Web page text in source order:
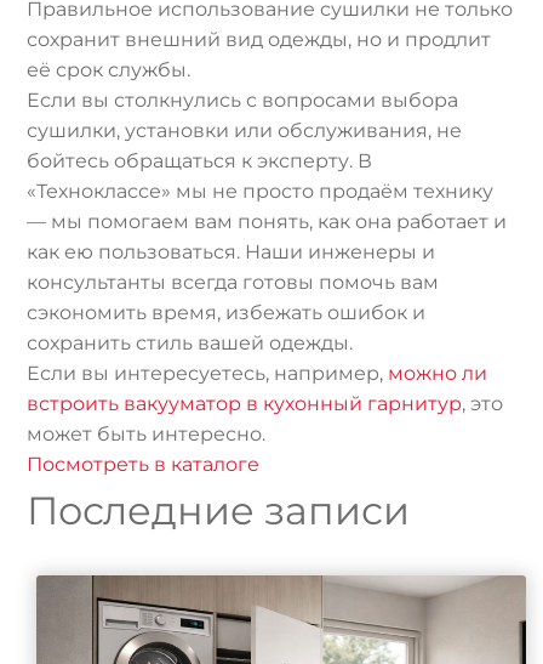
Правильное использование сушилки не только
сохранит внешний вид одежды, но и продлит
её срок службы.
Если вы столкнулись с вопросами выбора
сушилки, установки или обслуживания, не
бойтесь обращаться к эксперту. В
«Техноклассе» мы не просто продаём технику
— мы помогаем вам понять, как она работает и
как ею пользоваться. Наши инженеры и
консультанты всегда готовы помочь вам
сэкономить время, избежать ошибок и
сохранить стиль вашей одежды.
Если вы интересуетесь, например, можно ли
встроить вакууматор в кухонный гарнитур, это
может быть интересно.
Посмотреть в каталоге
Последние записи